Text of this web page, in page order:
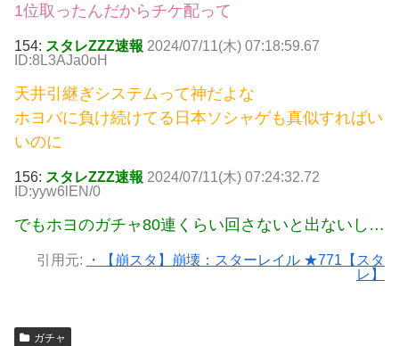
1位取ったんだからチケ配って
154: スタレZZZ速報 2024/07/11(木) 07:18:59.67
ID:8L3AJa0oH
天井引継ぎシステムって神だよな
ホヨバに負け続けてる日本ソシャゲも真似すればい
いのに
156: スタレZZZ速報 2024/07/11(木) 07:24:32.72
ID:yyw6lEN/0
でもホヨのガチャ80連くらい回さないと出ないし…
引用元:
・【崩スタ】崩壊：スターレイル ★771【スタ
レ】
ガチャ